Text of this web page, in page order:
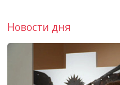
Новости дня